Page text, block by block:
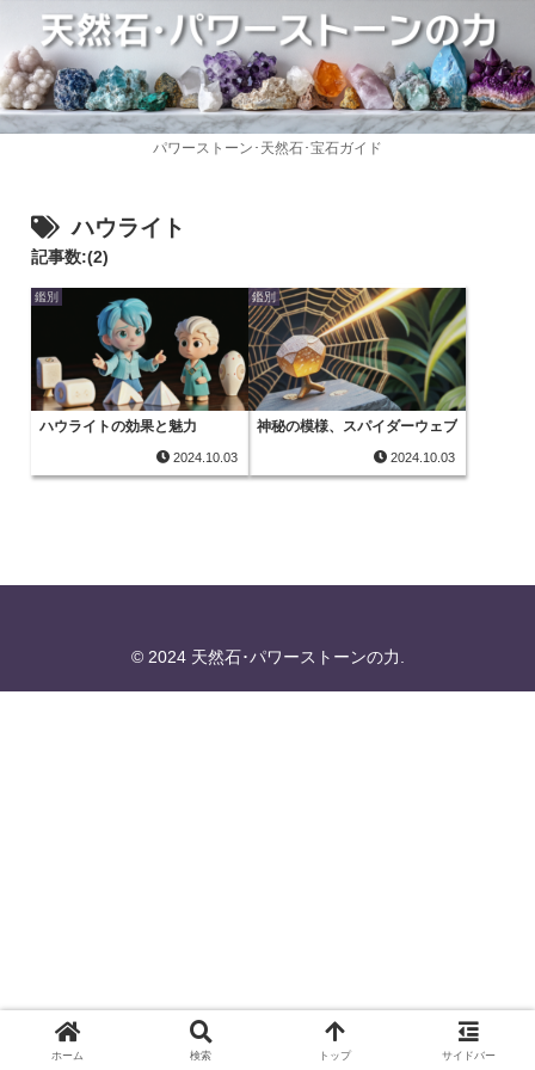
パワーストーン･天然石･宝石ガイド
ハウライト
記事数:(2)
鑑別
ハウライトの効果と魅力
2024.10.03
鑑別
神秘の模様、スパイダーウェブ
2024.10.03
© 2024 天然石･パワーストーンの力.
ホーム 検索 トップ サイドバー